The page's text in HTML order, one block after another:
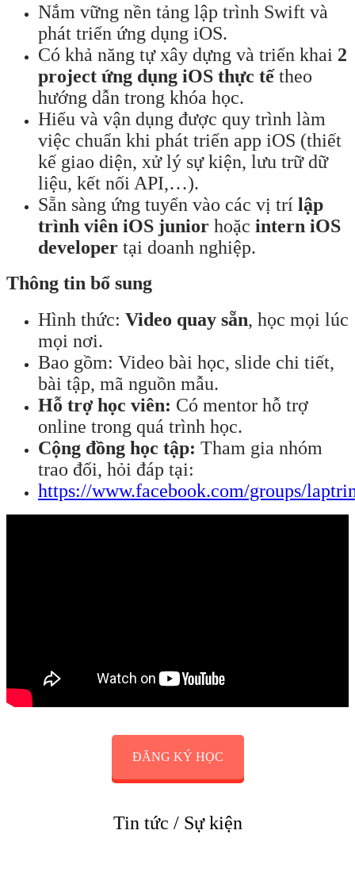
Nắm vững nền tảng lập trình Swift và
phát triển ứng dụng iOS.
Có khả năng tự xây dựng và triển khai 2
project ứng dụng iOS thực tếtheo
hướng dẫn trong khóa học.
Hiểu và vận dụng được quy trình làm
việc chuẩn khi phát triển app iOS (thiết
kế giao diện, xử lý sự kiện, lưu trữ dữ
liệu, kết nối API,…).
Sẵn sàng ứng tuyển vào các vị trí lập
trình viên iOS junior hoặc intern iOS
developer tại doanh nghiệp.
Thông tin bổ sung
Hình thức: Video quay sẵn, học mọi lúc
mọi nơi.
Bao gồm: Video bài học, slide chi tiết,
bài tập, mã nguồn mẫu.
Hỗ trợ học viên: Có mentor hỗ trợ
online trong quá trình học.
Cộng đồng học tập: Tham gia nhóm
trao đổi, hỏi đáp tại:
https://www.facebook.com/groups/
ĐĂNG KÝ HỌC
Tin tức / Sự kiện